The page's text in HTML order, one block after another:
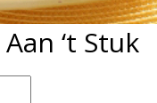
‘t Stuk